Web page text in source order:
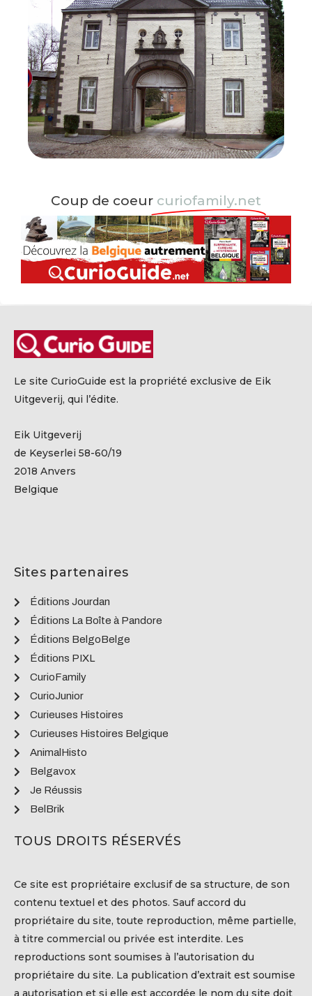
Coup de coeur curiofamily.net
Le site CurioGuide est la propriété exclusive de Eik
Uitgeverij, qui l’édite.
Eik Uitgeverij
de Keyserlei 58-60/19
2018 Anvers
Belgique
Sites partenaires
Éditions Jourdan
Éditions La Boîte à Pandore
Éditions BelgoBelge
Éditions PIXL
CurioFamily
CurioJunior
Curieuses Histoires
Curieuses Histoires Belgique
AnimalHisto
Belgavox
Je Réussis
BelBrik
TOUS DROITS RÉSERVÉS
Ce site est propriétaire exclusif de sa structure, de son
contenu textuel et des photos. Sauf accord du
propriétaire du site, toute reproduction, même partielle,
à titre commercial ou privée est interdite. Les
reproductions sont soumises à l’autorisation du
propriétaire du site. La publication d’extrait est soumise
a autorisation et si elle est accordée le nom du site doit